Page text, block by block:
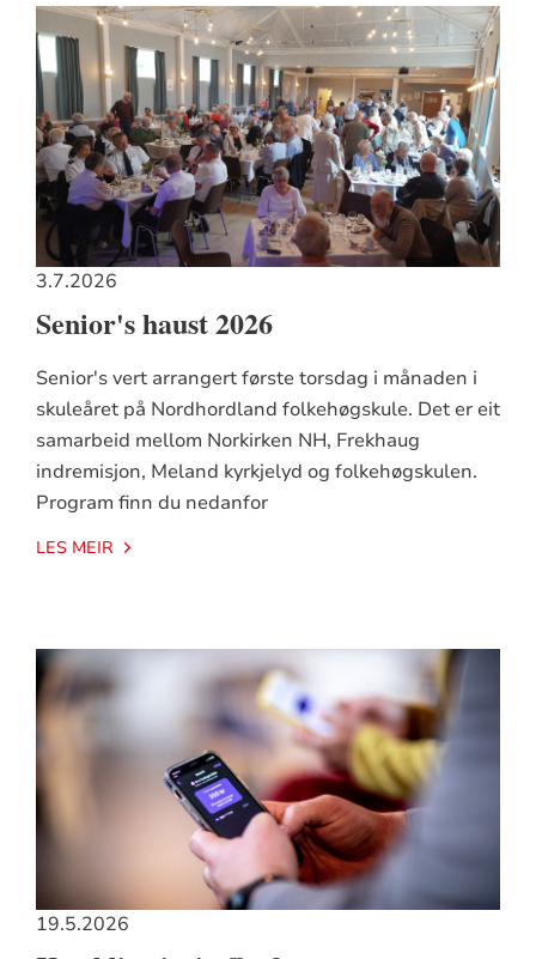
3.7.2026
Senior's haust 2026
Senior's vert arrangert første torsdag i månaden i
skuleåret på Nordhordland folkehøgskule. Det er eit
samarbeid mellom Norkirken NH, Frekhaug
indremisjon, Meland kyrkjelyd og folkehøgskulen.
Program finn du nedanfor
LES MEIR
19.5.2026